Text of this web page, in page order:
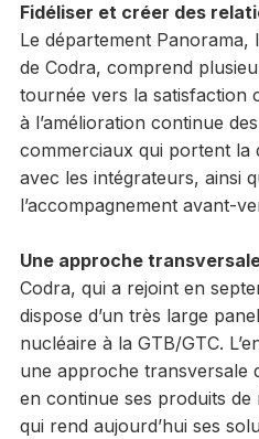
Fidéliser et créer des
Le département Panorama,
de Codra, comprend
tournée vers la satisfaction
à l’amélioration continue
commerciaux qui portent la
avec les intégrateurs, ainsi
l’accompagnement avant-
Une approche
Codra, qui a rejoint en
dispose d’un très large
nucléaire à la GTB/GTC.
une approche transversale
en continue ses produits
qui rend aujourd’hui ses